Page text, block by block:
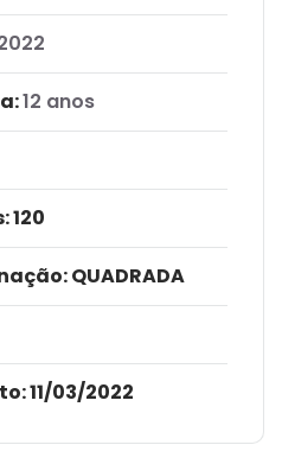
12 anos
: 120
: QUADRADA
11/03/2022